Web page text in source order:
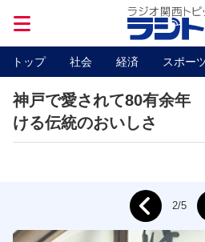
トップ 社会 経済 スポー
神戸で愛されて80有余年
ける伝統のおいしさ
Prev 2/5